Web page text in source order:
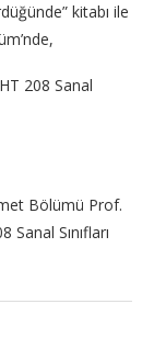
kitabı ile
208 Sanal
Bölümü Prof.
Sınıfları